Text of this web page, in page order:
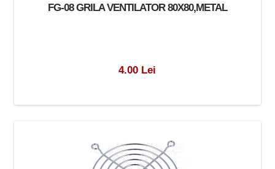
FG-08 GRILA VENTILATOR 80X80,METAL
4.00 Lei